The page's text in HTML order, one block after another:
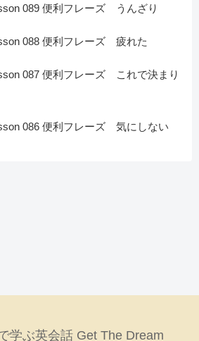
089 便利フレーズ うんざり
088 便利フレーズ 疲れた
087 便利フレーズ これで決まり
086 便利フレーズ 気にしない
学ぶ英会話 Get The Dream